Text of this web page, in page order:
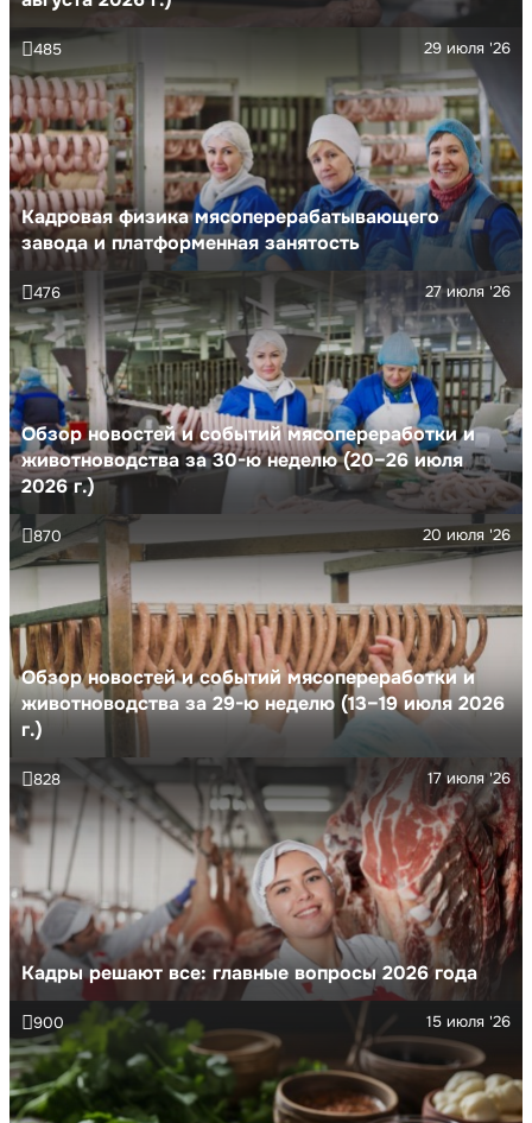
Кадровая физика мясоперерабатывающего
завода и платформенная занятость
29 июля '26
485
Обзор новостей и событий мясопереработки и
животноводства за 30-ю неделю (20–26 июля
2026 г.)
27 июля '26
476
Обзор новостей и событий мясопереработки и
животноводства за 29-ю неделю (13–19 июля 2026
г.)
20 июля '26
870
Кадры решают все: главные вопросы 2026 года
17 июля '26
828
15 июля '26
900